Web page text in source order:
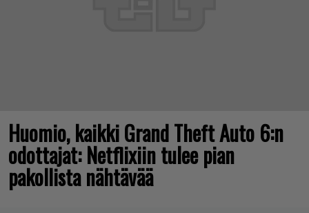
Huomio, kaikki Grand Theft Auto 6:n
odottajat: Netflixiin tulee pian
pakollista nähtävää